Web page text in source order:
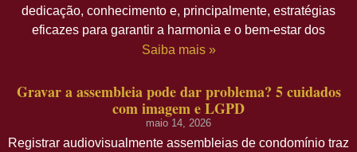
dedicação, conhecimento e, principalmente, estratégias
eficazes para garantir a harmonia e o bem-estar dos
Saiba mais »
Gravar a assembleia pode dar problema? 5 cuidados
com imagem e LGPD
maio 14, 2026
Registrar audiovisualmente assembleias de condomínio traz